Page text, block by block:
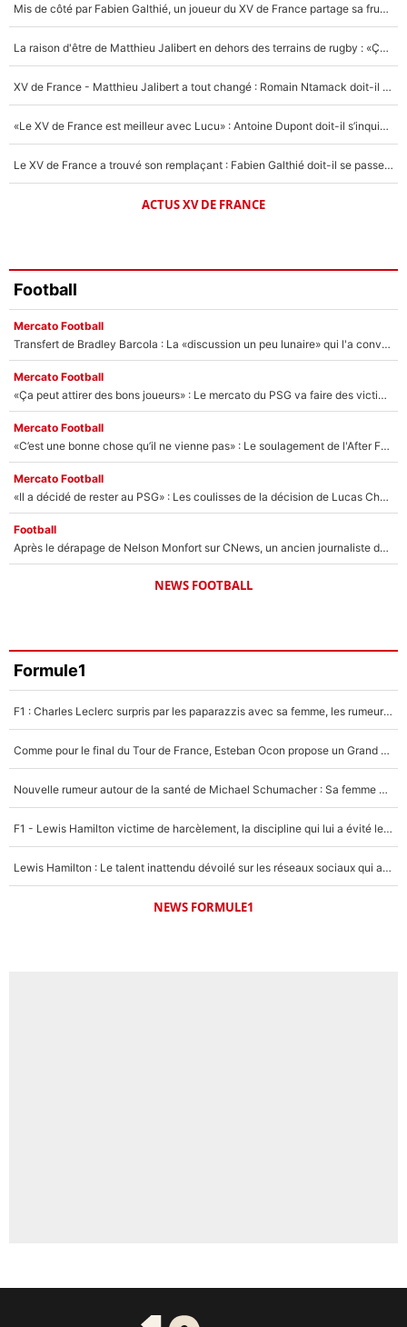
Un autre joueur
5%
Mis de côté par Fabien Galthié, un joueur du XV de France partage sa frustration : «ils ne me l’ont pas dit tout de suite»
La raison d'être de Matthieu Jalibert en dehors des terrains de rugby : «Ça m'atteint autant que si tu touches à un membre de ma famille»
XV de France - Matthieu Jalibert a tout changé : Romain Ntamack doit-il s’inquiéter pour sa place à un an de la Coupe du monde ?
«Le XV de France est meilleur avec Lucu» : Antoine Dupont doit-il s’inquiéter pour sa place ?
Le XV de France a trouvé son remplaçant : Fabien Galthié doit-il se passer d'Antoine Dupont ?
ACTUS XV DE FRANCE
Football
Mercato Football
Transfert de Bradley Barcola : La «discussion un peu lunaire» qui l'a convaincu de quitter le PSG, son entourage est pointé du doigt
Mercato Football
«Ça peut attirer des bons joueurs» : Le mercato du PSG va faire des victimes dans l'effectif de Luis Enrique ?
Mercato Football
«C’est une bonne chose qu’il ne vienne pas» : Le soulagement de l'After Foot après le transfert avorté de Yan Diomandé au PSG
Mercato Football
«Il a décidé de rester au PSG» : Les coulisses de la décision de Lucas Chevalier pour son transfert
Football
Après le dérapage de Nelson Monfort sur CNews, un ancien journaliste de France Télévisions relance la polémique sur les incendies en Gironde
NEWS FOOTBALL
Formule1
F1 : Charles Leclerc surpris par les paparazzis avec sa femme, les rumeurs étaient vraies !
Comme pour le final du Tour de France, Esteban Ocon propose un Grand Prix de Formule 1 à Paris : «Autour de l’Arc de Triomphe, ce serait génial» !
Nouvelle rumeur autour de la santé de Michael Schumacher : Sa femme Corinna sort du silence
F1 - Lewis Hamilton victime de harcèlement, la discipline qui lui a évité le pire : «J'aurais probablement mal tourné»
Lewis Hamilton : Le talent inattendu dévoilé sur les réseaux sociaux qui a impressionné Kim Kardashian pendant leurs vacances en amoureux !
NEWS FORMULE1